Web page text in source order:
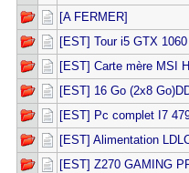
[A FERMER]
[EST] Tour i5 GTX 1060
[EST] Carte mère MSI
[EST] 16 Go (2x8
[EST] Pc complet I7
[EST] Alimentation
[EST] Z270 GAMING